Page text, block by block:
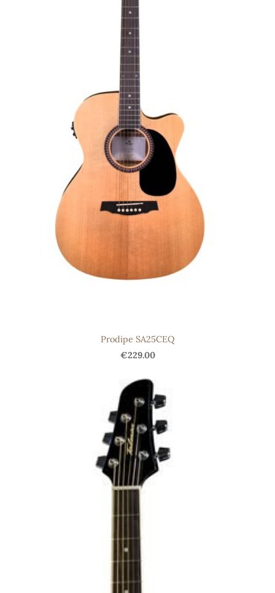
Prodipe SA25CEQ
€229.00